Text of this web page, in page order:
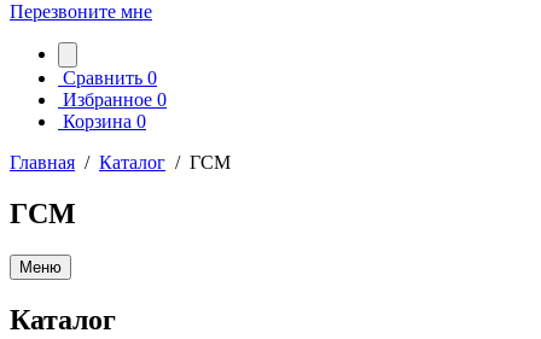
Перезвоните мне
Сравнить 0
Избранное 0
Корзина 0
Главная / Каталог / ГСМ
ГСМ
Меню
Каталог